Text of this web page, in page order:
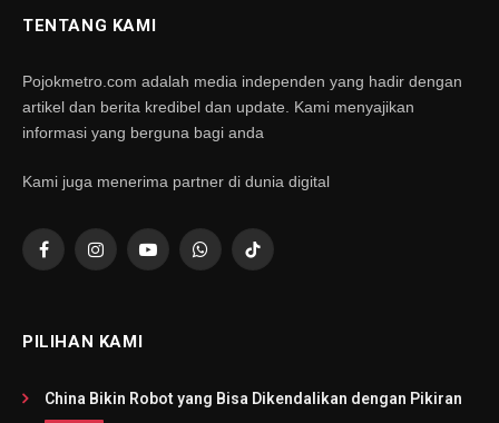
TENTANG KAMI
Pojokmetro.com adalah media independen yang hadir dengan
artikel dan berita kredibel dan update. Kami menyajikan
informasi yang berguna bagi anda
Kami juga menerima partner di dunia digital
FacebookInstagramYouTubeWhatsAppTikTok
PILIHAN KAMI
China Bikin Robot yang Bisa Dikendalikan dengan Pikiran